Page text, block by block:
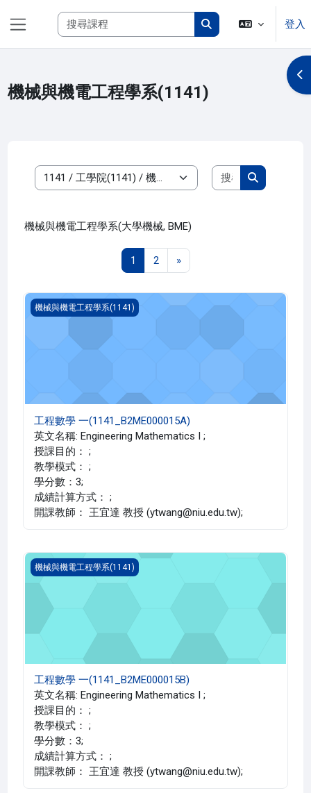
搜尋課程
搜尋課程
登入
機械與機電工程學系(1141)
開
課程類別
搜尋課程
搜尋課程
機械與機電工程學系(大學機械, BME)
1 第 1 頁
2第 2 頁
»下一頁
工程數學 一(1141_B2ME000015A)
機械與機電工程學系(1141)
工程數學 一(1141_B2ME000015A)
英文名稱: Engineering Mathematics I ;
授課目的： ;
教學模式： ;
學分數：3;
成績計算方式： ;
開課教師： 王宜達 教授 (ytwang@niu.edu.tw);
工程數學 一(1141_B2ME000015B)
機械與機電工程學系(1141)
工程數學 一(1141_B2ME000015B)
英文名稱: Engineering Mathematics I ;
授課目的： ;
教學模式： ;
學分數：3;
成績計算方式： ;
開課教師： 王宜達 教授 (ytwang@niu.edu.tw);